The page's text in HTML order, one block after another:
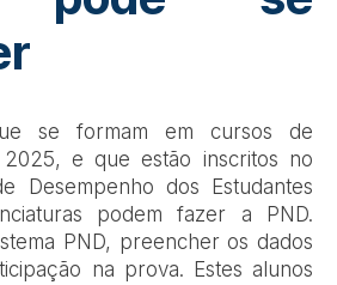
se formam em cursos de
2025, e que estão inscritos no
Desempenho dos Estudantes
podem fazer a PND.
PND, preencher os dados
na prova. Estes alunos